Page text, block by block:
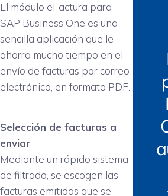
El módulo eFactura para
SAP Business One es una
sencilla aplicación que le
ahorra mucho tiempo en el
envío de facturas por correo
electrónico, en formato PDF.
Selección de facturas a
enviar
Mediante un rápido sistema
de filtrado, se escogen las
facturas emitidas que se